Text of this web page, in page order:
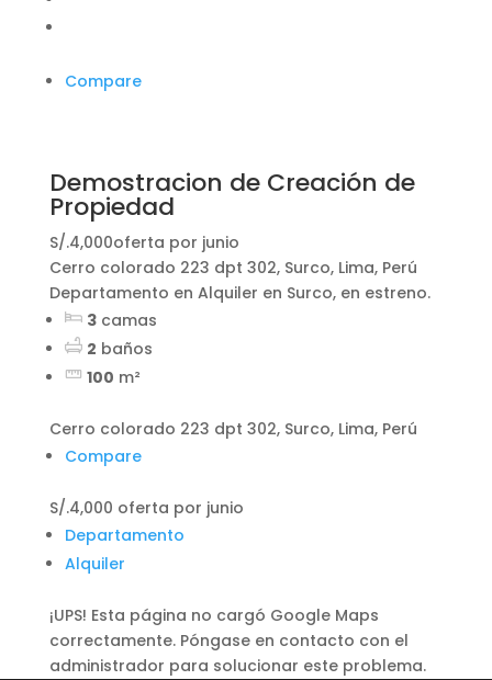
Compare
Demostracion de Creación de
Propiedad
S/.4,000oferta por junio
Cerro colorado 223 dpt 302, Surco, Lima, Perú
Departamento en Alquiler en Surco, en estreno.
3 camas
2 baños
100 m²
Cerro colorado 223 dpt 302, Surco, Lima, Perú
Compare
S/.4,000 oferta por junio
Departamento
Alquiler
¡UPS! Esta página no cargó Google Maps
correctamente. Póngase en contacto con el
administrador para solucionar este problema.